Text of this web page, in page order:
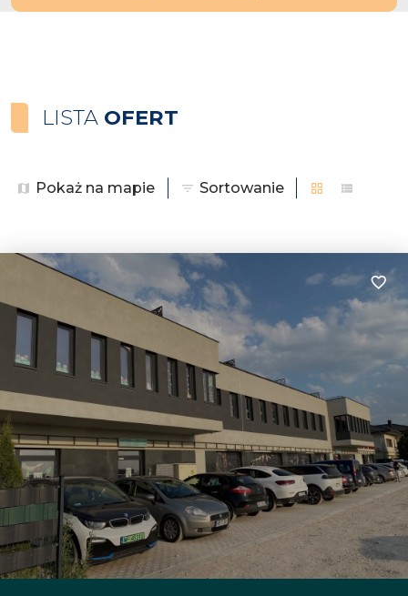
LISTA OFERT
Pokaż na mapie Sortowanie
tabelalista